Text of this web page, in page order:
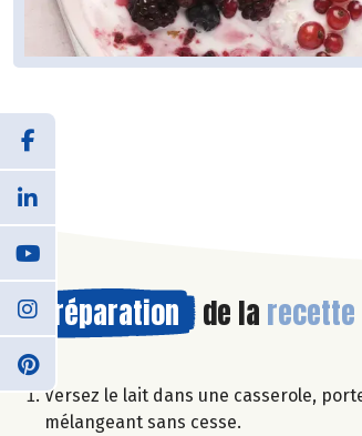
Préparation de la recette
Versez le lait dans une casserole,
mélangeant sans cesse.